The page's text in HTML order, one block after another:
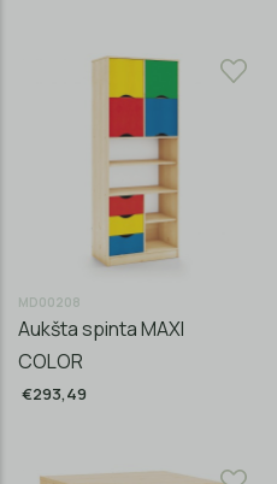
MD00208
Aukšta spinta MAXI
COLOR
€293,49